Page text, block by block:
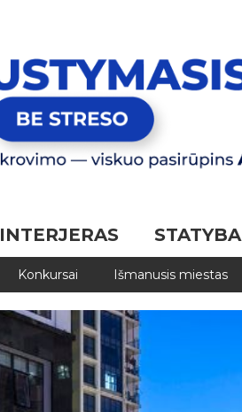
INTERJERAS STATYBA
Konkursai Išmanusis miestas